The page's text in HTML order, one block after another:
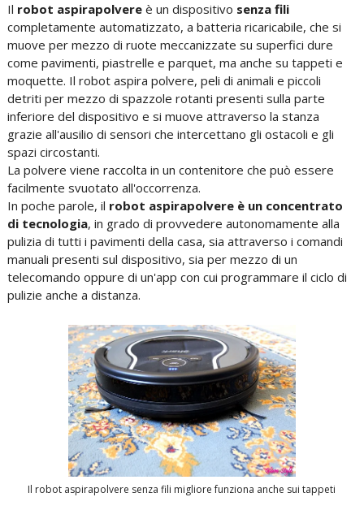
Il robot aspirapolvereè un dispositivo senza fili
completamente automatizzato, a batteria ricaricabile, che si
muove per mezzo di ruote meccanizzate su superfici dure
come pavimenti, piastrelle e parquet, ma anche su tappeti e
moquette. Il robot aspira polvere, peli di animali e piccoli
detriti per mezzo di spazzole rotanti presenti sulla parte
inferiore del dispositivo e si muove attraverso la stanza
grazie all'ausilio di sensori che intercettano gli ostacoli e gli
spazi circostanti.
La polvere viene raccolta in un contenitore che può essere
facilmente svuotato all'occorrenza.
In poche parole, il robot aspirapolvere è un concentrato
di tecnologia, in grado di provvedere autonomamente alla
pulizia di tutti i pavimenti della casa, sia attraverso i comandi
manuali presenti sul dispositivo, sia per mezzo di un
telecomando oppure di un'app con cui programmare il ciclo di
pulizie anche a distanza.
Il robot aspirapolvere senza fili migliore funziona anche sui tappeti